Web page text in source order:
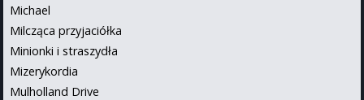
Michael
Milcząca przyjaciółka
Minionki i straszydła
Mizerykordia
Mulholland Drive